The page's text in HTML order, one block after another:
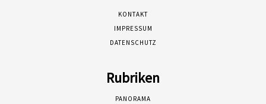
KONTAKT
IMPRESSUM
DATENSCHUTZ
Rubriken
PANORAMA